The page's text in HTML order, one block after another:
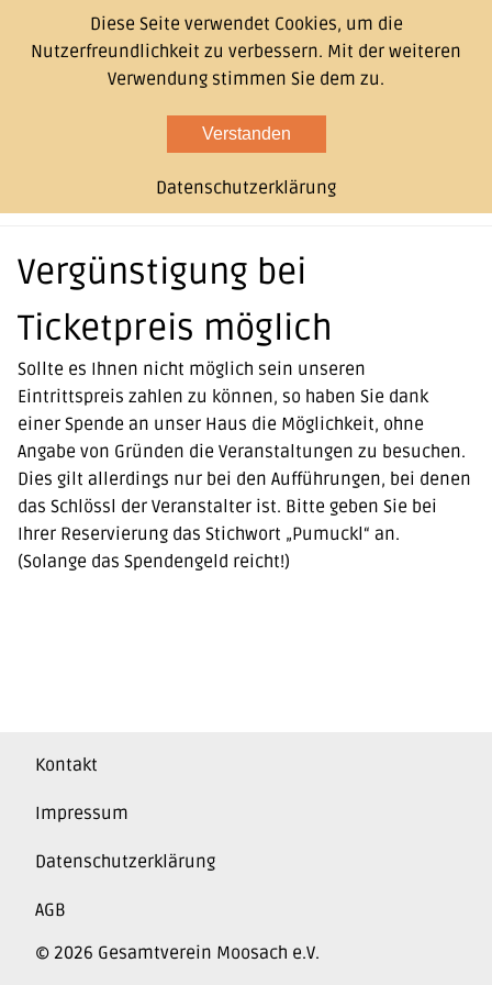
Vergünstigung bei
Ticketpreis möglich
Sollte es Ihnen nicht möglich sein unseren
Eintrittspreis zahlen zu können, so haben Sie dank
einer Spende an unser Haus die Möglichkeit, ohne
Angabe von Gründen die Veranstaltungen zu besuchen.
Dies gilt allerdings nur bei den Aufführungen, bei denen
das Schlössl der Veranstalter ist. Bitte geben Sie bei
Ihrer Reservierung das Stichwort „Pumuckl“ an.
(Solange das Spendengeld reicht!)
Kontakt
Impressum
Datenschutzerklärung
AGB
© 2026 Gesamtverein Moosach e.V.
Diese Seite verwendet Cookies, um die
Nutzerfreundlichkeit zu verbessern. Mit der weiteren
Verwendung stimmen Sie dem zu.
Verstanden
Datenschutzerklärung